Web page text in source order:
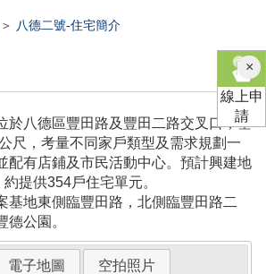
＞ 八德二號-住宅簡介
於八德區豐田路及豐田二路交叉口，基
尺，考量不同家戶類型及需求規劃一
配有店鋪及市民活動中心。預計興建地
提供354戶住宅單元。
基地東側臨豐田路，北側臨豐田路二
德公園。
電子地圖 空拍照片
×關
閉
線上申
請